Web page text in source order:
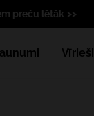
preču lētāk >>
Vīrieši